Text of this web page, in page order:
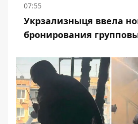
07:55
Укрзализныця ввела
бронирования